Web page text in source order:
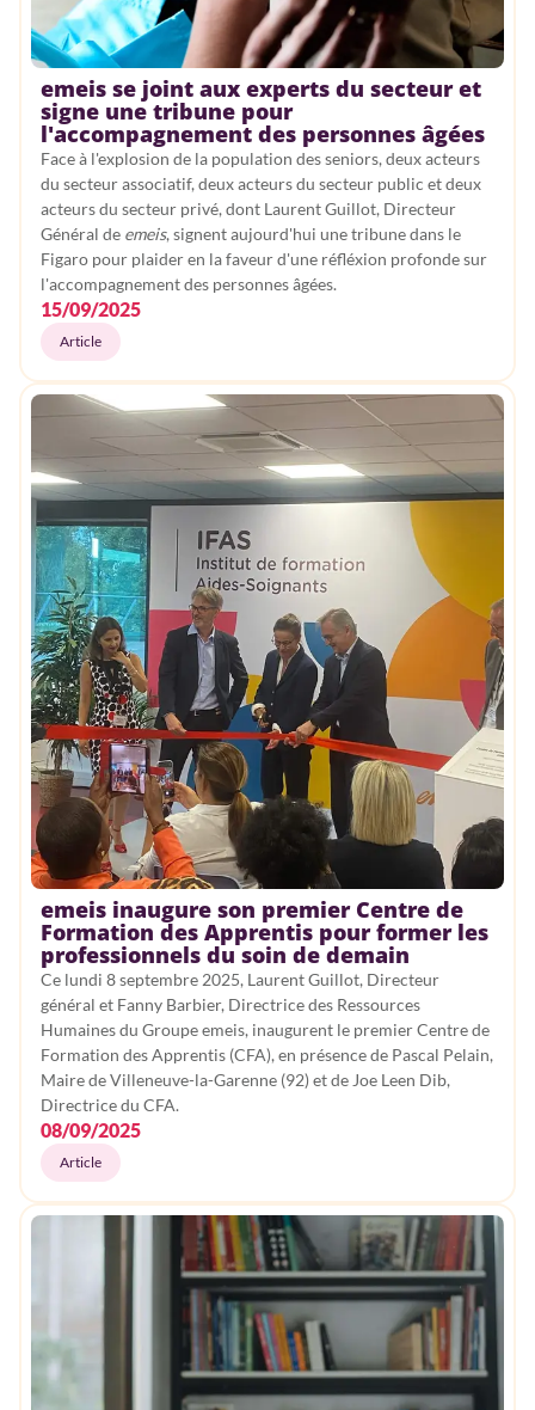
emeis se joint aux experts du secteur et
signe une tribune pour
l'accompagnement des personnes âgées
Face à l'explosion de la population des seniors, deux acteurs
du secteur associatif, deux acteurs du secteur public et deux
acteurs du secteur privé, dont Laurent Guillot, Directeur
Général de emeis, signent aujourd'hui une tribune dans le
Figaro pour plaider en la faveur d'une réfléxion profonde sur
l'accompagnement des personnes âgées.
15/09/2025
Article
emeis inaugure son premier Centre de
Formation des Apprentis pour former les
professionnels du soin de demain
Ce lundi 8 septembre 2025, Laurent Guillot, Directeur
général et Fanny Barbier, Directrice des Ressources
Humaines du Groupe emeis, inaugurent le premier Centre de
Formation des Apprentis (CFA), en présence de Pascal Pelain,
Maire de Villeneuve-la-Garenne (92) et de Joe Leen Dib,
Directrice du CFA.
08/09/2025
Article